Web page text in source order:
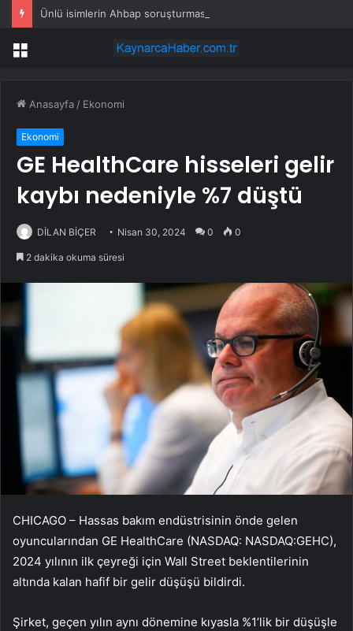
Menü
Anasayfa / Ekonomi
Ekonomi
GE HealthCare hisseleri gelir
kaybı nedeniyle %7 düştü
DİLAN BİÇER Nisan 30, 2024 0 0
2 dakika okuma süresi
CHICAGO – Hassas bakım endüstrisinin önde gelen
oyuncularından GE HealthCare (NASDAQ: NASDAQ:GEHC),
2024 yılının ilk çeyreği için Wall Street beklentilerinin
altında kalan hafif bir gelir düşüşü bildirdi.
Şirket, geçen yılın aynı dönemine kıyasla %1’lik bir düşüşle